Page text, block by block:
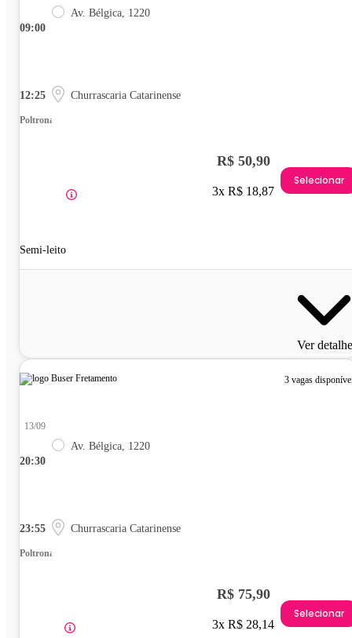
09:00
Av. Bélgica, 1220
12:25 Churrascaria Catarinense
Poltrona
Semi-leito
R$ 50,90
3x R$ 18,87
Selecionar
Ver
3 vagas
20:30
13/09
Av. Bélgica, 1220
23:55 Churrascaria Catarinense
Poltrona
R$ 75,90
3x R$ 28,14
Selecionar